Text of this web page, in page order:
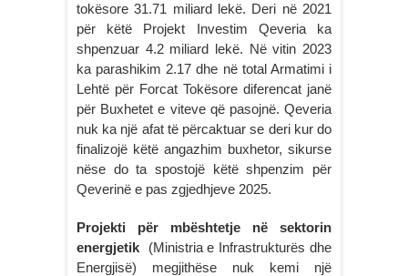
tokësore 31.71 miliard lekë. Deri në 2021
për këtë Projekt Investim Qeveria ka
shpenzuar 4.2 miliard lekë. Në vitin 2023
ka parashikim 2.17 dhe në total Armatimi i
Lehtë për Forcat Tokësore diferencat janë
për Buxhetet e viteve që pasojnë. Qeveria
nuk ka një afat të përcaktuar se deri kur do
finalizojë këtë angazhim buxhetor, sikurse
nëse do ta spostojë këtë shpenzim për
Qeverinë e pas zgjedhjeve 2025.
Projekti për mbështetje në sektorin
energjetik
(Ministria e Infrastrukturës dhe
Energjisë) megjithëse nuk kemi një